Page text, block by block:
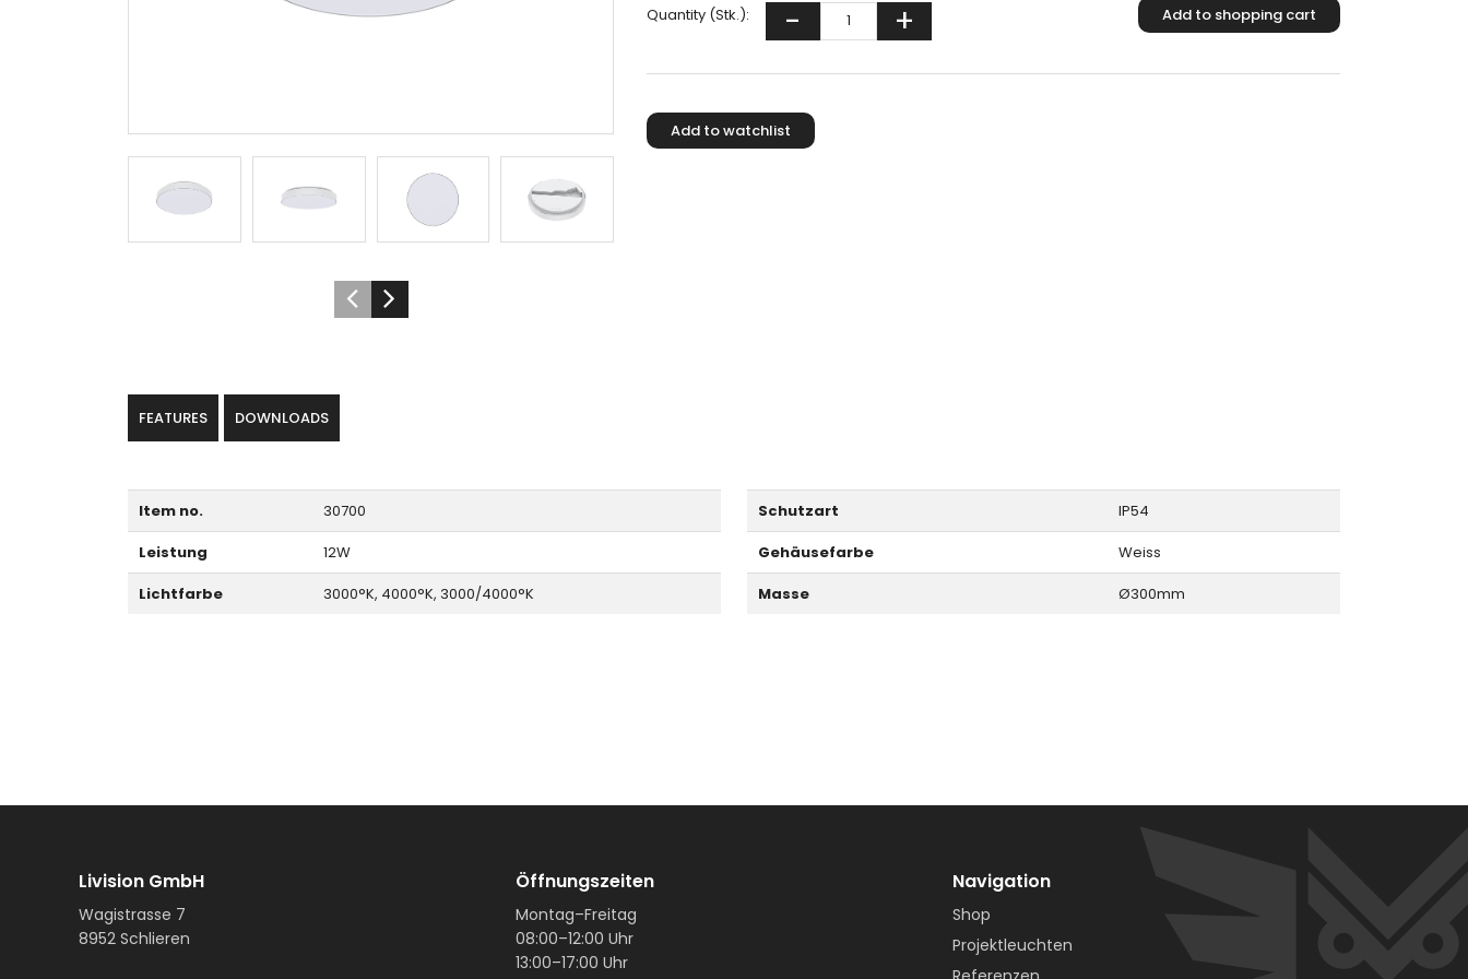
Quantity (Stk.):
FEATURES DOWNLOADS
Item no.
30700
Leistung
12W
Lichtfarbe
3000°K, 4000°K, 3000/4000°K
Schutzart
IP54
Gehäusefarbe
Weiss
Masse
Ø300mm
Livision GmbH
Wagistrasse 7
8952 Schlieren
Öffnungszeiten
Montag–Freitag
08:00–12:00 Uhr
13:00–17:00 Uhr
Navigation
Shop
Projektleuchten